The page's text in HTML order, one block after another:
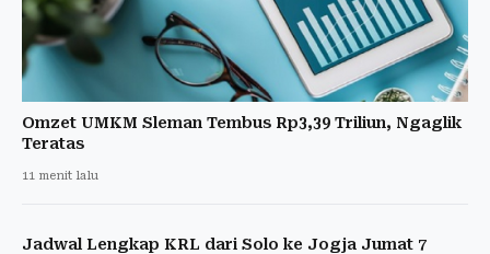
Omzet UMKM Sleman Tembus Rp3,39 Triliun, Ngaglik
Teratas
11 menit lalu
Jadwal Lengkap KRL dari Solo ke Jogja Jumat 7